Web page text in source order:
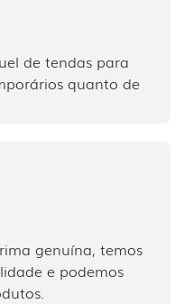
de tendas para
quanto de
genuína, temos
e podemos